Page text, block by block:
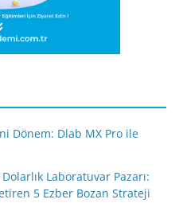
Dönem: Dlab MX Pro ile
Laboratuvar Pazarı:
5 Ezber Bozan Strateji